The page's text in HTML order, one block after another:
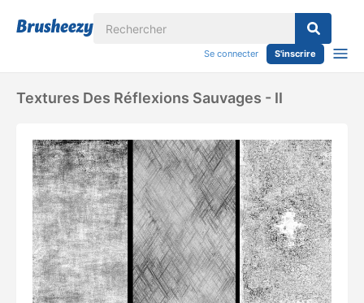
Se connecter S'inscrire
Textures Des Réflexions Sauvages - II